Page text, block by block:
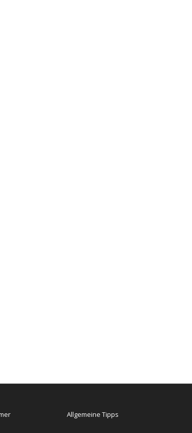
Allgemeine Tipps